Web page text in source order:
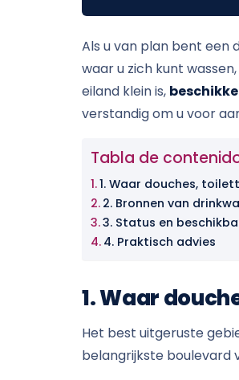
Als u van plan bent een
waar u zich kunt
eiland klein is,
verstandig om u voor
Tabla de
1. Waar douches,
2. Bronnen van
3. Status en
4. Praktisch advies
1. Waar
Het best uitgeruste
belangrijkste boulevard